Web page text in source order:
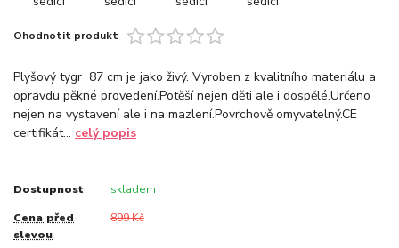
Ohodnotit produkt
Plyšový tygr 87 cm je jako živý. Vyroben z kvalitního materiálu a
opravdu pěkné provedení.Potěší nejen děti ale i dospělé.Určeno
nejen na vystavení ale i na mazlení.Povrchově omyvatelný.CE
certifikát... celý popis
Dostupnost skladem
Cena před
slevou
899 Kč